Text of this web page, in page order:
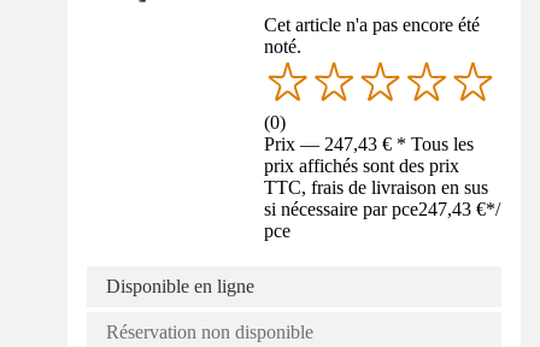
Cet article n'a pas encore été
noté.
(0)
Prix — 247,43 € * Tous les
prix affichés sont des prix
TTC, frais de livraison en sus
si nécessaire par pce247,43 €*/
pce
Disponible en ligne
Réservation non disponible